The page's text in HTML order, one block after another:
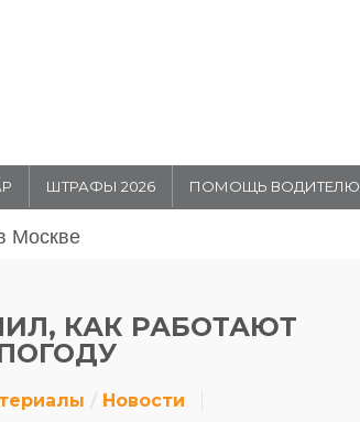
ШТРАФЫ 2026 ПОМОЩЬ ВОДИТЕЛЮ
года в Москве
КАК РАБОТАЮТ
Новости